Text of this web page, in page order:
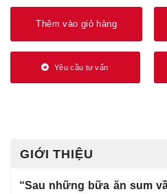
Thêm vào giỏ hàng
Yêu cầu tư vấn
GIỚI THIỆU
“Sau những bữa ăn sum